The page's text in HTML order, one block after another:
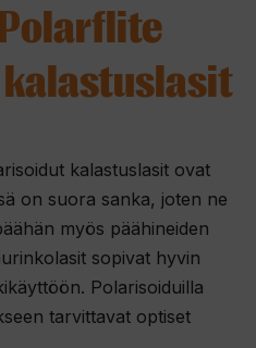
kalastuslasit ovat
on suora sanka, joten ne
myös päähineiden
sopivat hyvin
Polarisoiduilla
tarvittavat optiset